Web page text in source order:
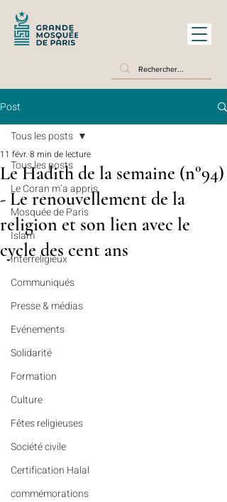
Post
Tous les posts
Le Coran m’a appris
Mosquée de Paris
Islam
Interreligieux
Communiqués
Presse & médias
Evénements
Solidarité
Formation
Culture
Fêtes religieuses
Société civile
Certification Halal
commémorations
Tous les posts
Le Hadith de la semaine (n°94)
- Le renouvellement de la
religion et son lien avec le
cycle des cent ans
11 févr. 8 min de lecture